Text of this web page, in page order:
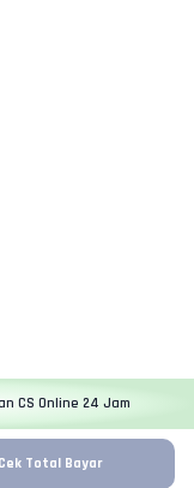
CS Online 24 Jam
Cek Total Bayar